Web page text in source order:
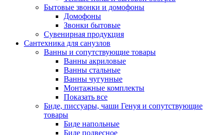
Бытовые звонки и домофоны
Домофоны
Звонки бытовые
Сувенирная продукция
Сантехника для санузлов
Ванны и сопутствующие товары
Ванны акриловые
Ванны стальные
Ванны чугунные
Монтажные комплекты
Показать все
Биде, писсуары, чаши Генуя и сопутствующие
товары
Биде напольные
Биде подвесное